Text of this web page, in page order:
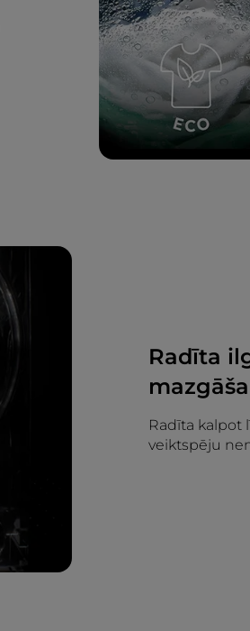
Radīta
Radīta kalpot
veiktspēju